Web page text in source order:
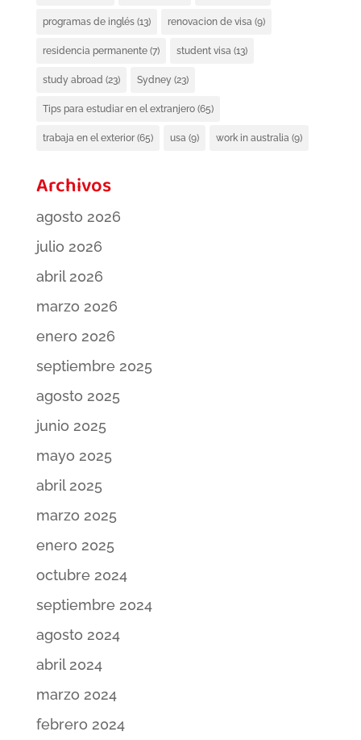
programas de inglés(13) renovacion de visa (9)
residencia permanente(7) student visa (13)
study abroad (23) Sydney (23)
Tips para estudiar en el extranjero(65)
trabaja en el exterior(65) usa (9) work in australia (9)
Archivos
agosto 2026
julio 2026
abril 2026
marzo 2026
enero 2026
septiembre 2025
agosto 2025
junio 2025
mayo 2025
abril 2025
marzo 2025
enero 2025
octubre 2024
septiembre 2024
agosto 2024
abril 2024
marzo 2024
febrero 2024